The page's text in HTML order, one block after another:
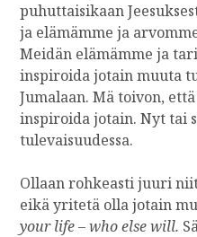
puhuttaisikaan
ja elämämme ja
Meidän elämämme ja
inspiroida jotain muuta
Jumalaan. Mä toivon,
inspiroida jotain. Nyt tai
tulevaisuudessa.
Ollaan rohkeasti juuri
eikä yritetä olla jotain
your life – who else will.